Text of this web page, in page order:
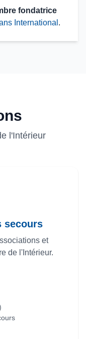
fondatrice
International .
l'Intérieur
secours
et
de l'Intérieur.